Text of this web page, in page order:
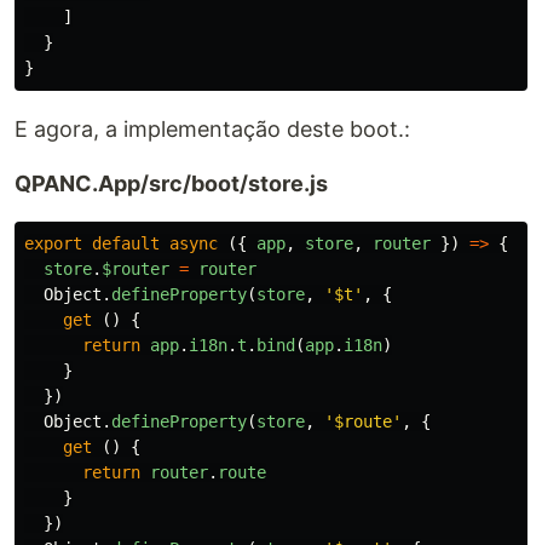
]
}
}
E agora, a implementação deste boot.:
QPANC.App/src/boot/store.js
export default async ({ app, store, router }) => {
store. $router =
router
Object . defineProperty(store, ' $t ' ,
{
get
()
{
return app. i18n. t . bind (app. i18n)
}
})
Object . defineProperty(store, ' $route' ,
{
get
()
{
return
router. route
}
})